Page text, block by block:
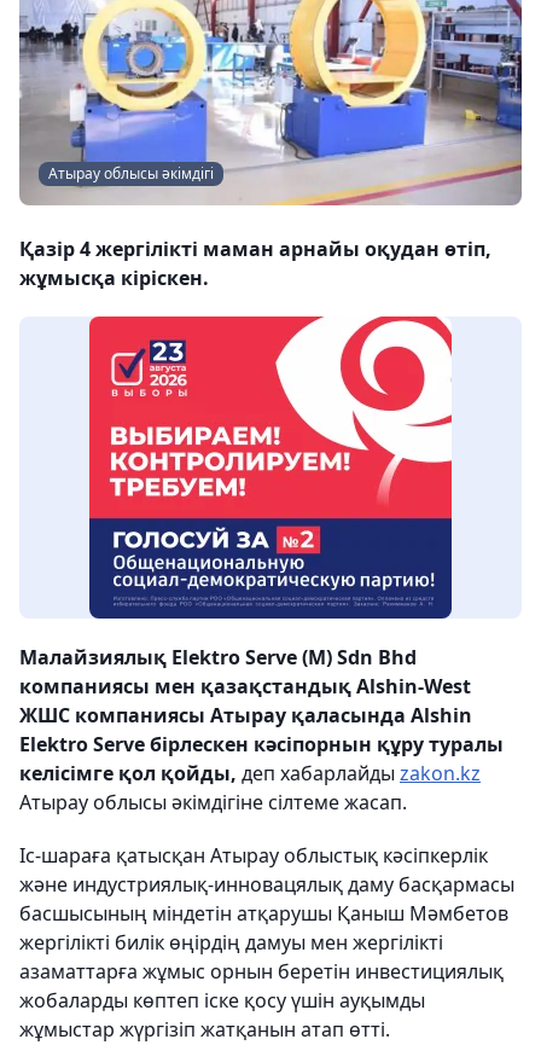
Атырау облысы әкімдігі
Қазір 4 жергілікті маман арнайы оқудан өтіп,
жұмысқа кіріскен.
Малайзиялық Elektro Serve (M) Sdn Bhd
компаниясы мен қазақстандық Alshin-West
ЖШС компаниясы Атырау қаласында Alshin
Elektro Serve бірлескен кәсіпорнын құру туралы
келісімге қол қойды, деп хабарлайды zakon.kz
Атырау облысы әкімдігіне сілтеме жасап.
Іс-шараға қатысқан Атырау облыстық кәсіпкерлік
және индустриялық-инновацялық даму басқармасы
басшысының міндетін атқарушы Қаныш Мәмбетов
жергілікті билік өңірдің дамуы мен жергілікті
азаматтарға жұмыс орнын беретін инвестициялық
жобаларды көптеп іске қосу үшін ауқымды
жұмыстар жүргізіп жатқанын атап өтті.